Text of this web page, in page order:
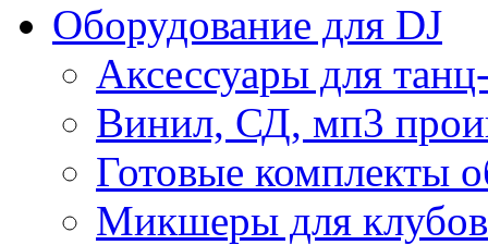
Оборудование для DJ
Аксессуары для
Винил, СД, мп3
Готовые комплекты
Микшеры для клубов